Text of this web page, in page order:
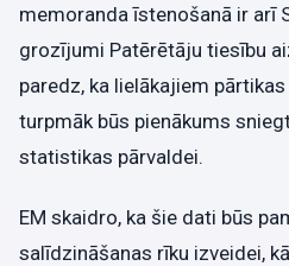
memoranda īstenošanā ir arī
grozījumi Patērētāju tiesību
paredz, ka lielākajiem
turpmāk būs pienākums
statistikas pārvaldei.
EM skaidro, ka šie dati būs
salīdzināšanas rīku izveidei,